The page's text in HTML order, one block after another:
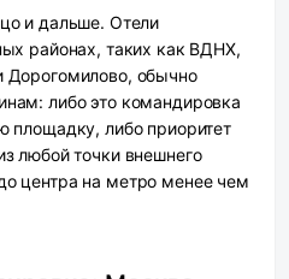
и дальше. Отели
районах, таких как ВДНХ,
Дорогомилово, обычно
либо это командировка
площадку, либо приоритет
любой точки внешнего
центра на метро менее чем